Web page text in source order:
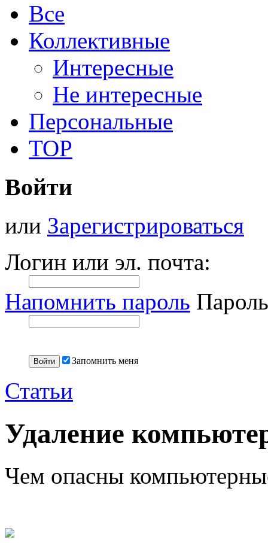
Все
Коллективные
Интересные
Не интересные
Персональные
TOP
Войти
или Зарегистрироваться
Логин или эл. почта:
Напомнить пароль
Запомнить меня
Статьи
Удаление
Чем опасны